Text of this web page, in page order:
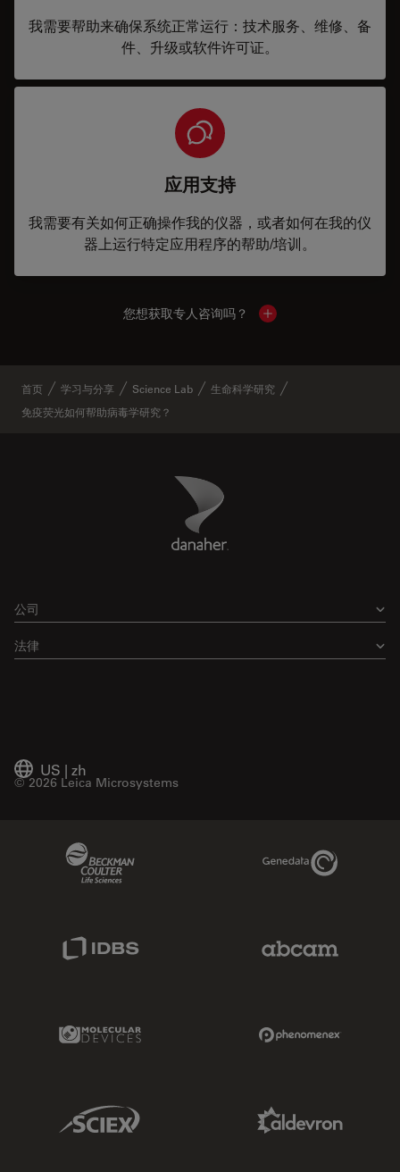
我需要帮助来确保系统正常运行：技术服务、维修、备
件、升级或软件许可证。
应用支持
我需要有关如何正确操作我的仪器，或者如何在我的仪
器上运行特定应用程序的帮助/培训。
您想获取专人咨询吗？ Show local contacts
首页 学习与分享 Science Lab
生命科学研究
免疫荧光如何帮助病毒学研究？
Danaher Logo
公司
法律
US | zh
© 2026 Leica Microsystems
Genedata Link
Molecular Devices Link
Sciex Link